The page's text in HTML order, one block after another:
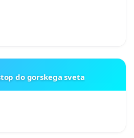
do gorskega sveta